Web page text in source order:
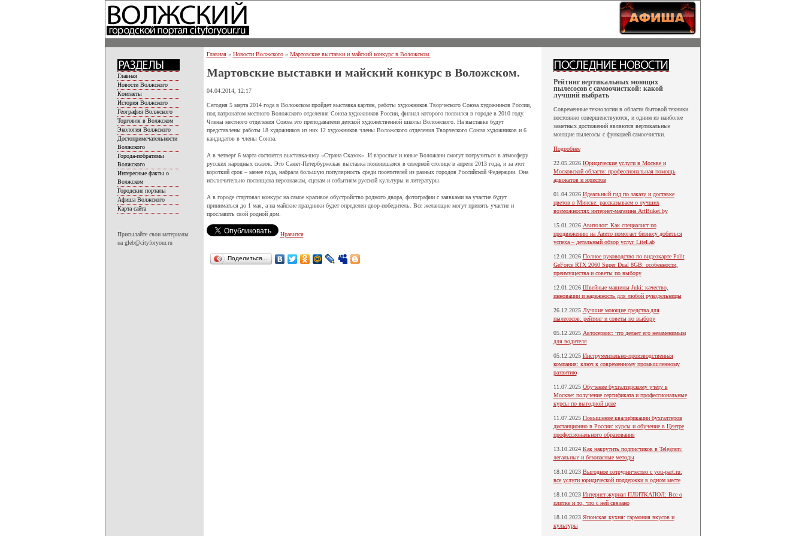
Главная
Новости Волжского
Контакты
История Волжского
География Волжского
Торговля в Волжском
Экология Волжского
Достопримечательности
Волжского
Города-побратимы
Волжского
Интересные факты о
Волжском
Городские порталы
Афиша Волжского
Карта сайта
Присылайте свои материалы
на gleb@cityforyour.ru
Главная» Новости Волжского» Мартовские выставки и майский конкурс в Воложском.
Мартовские выставки и майский конкурс в Воложском.
04.04.2014, 12:17
Сегодня 5 марта 2014 года в Воложском пройдет выставка картин, работы художников Творческого Союза художников России,
под патронатом местного Воложского отделения Союза художников России, филиал которого появился в городе в 2010 году.
Члены местного отделения Союза это преподаватели детской художественной школы Воложского. На выставке будут
представлены работы 18 художников из них 12 художников члены Воложского отделения Творческого Союза художников и 6
кандидатов в члены Союза.
А в четверг 6 марта состоится выставка-шоу «Страна Сказок». И взрослые и юные Воложани смогут погрузиться в атмосферу
русских народных сказок. Это Санкт-Петербуржская выставка появившаяся в северной столице в апреле 2013 года, и за этот
короткий срок – менее года, набрала большую популярность среди посетителей из разных городов Российской Федерации. Она
исключительно посвящена персонажам, сценам и событиям русской культуры и литературы.
А в городе стартовал конкурс на самое красивое обустройство родного двора, фотографии с заявками на участие будут
приниматься до 1 мая, а на майские праздники будет определен двор-победитель. Все желающие могут принять участие и
прославить свой родной дом.
Нравится
Поделиться…
Рейтинг вертикальных моющих
пылесосов с самоочисткой: какой
лучший выбрать
Современные технологии в области бытовой техники
постоянно совершенствуются, и одним из наиболее
заметных достижений являются вертикальные
моющие пылесосы с функцией самоочистки.
Подробнее
22.05.2026 Юридические услуги в Москве и
Московской области: профессиональная помощь
адвокатов и юристов
01.04.2026 Идеальный гид по заказу и доставке
цветов в Минске: рассказываем о лучших
возможностях интернет-магазина ArtBuket.by
15.01.2026 Авитолог: Как специалист по
продвижению на Авито помогает бизнесу добиться
успеха – детальный обзор услуг LiteLab
12.01.2026 Полное руководство по видеокарте Palit
GeForce RTX 2060 Super Dual 8GB: особенности,
преимущества и советы по выбору
12.01.2026 Швейные машины Juki: качество,
инновации и надежность для любой рукодельницы
26.12.2025 Лучшие моющие средства для
пылесосов: рейтинг и советы по выбору
05.12.2025 Автосервис: что делает его незаменимым
для водителя
05.12.2025 Инструментально-производственная
компания: ключ к современному промышленному
развитию
11.07.2025 Обучение бухгалтерскому учёту в
Москве: получение сертификата и профессиональные
курсы по выгодной цене
11.07.2025 Повышение квалификации бухгалтеров
дистанционно в России: курсы и обучение в Центре
профессионального образования
13.10.2024 Как накрутить подписчиков в Telegram:
легальные и безопасные методы
18.10.2023 Выгодное сотрудничество с you-part.ru:
все услуги юридической поддержки в одном месте
18.10.2023 Интернет-журнал ПЛИТКАПОЛ: Все о
плитке и то, что с ней связано
18.10.2023 Японская кухня: гармония вкусов и
культуры